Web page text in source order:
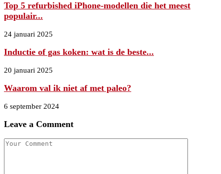
Top 5 refurbished iPhone-modellen die het meest
populair...
24 januari 2025
Inductie of gas koken: wat is de beste...
20 januari 2025
Waarom val ik niet af met paleo?
6 september 2024
Leave a Comment